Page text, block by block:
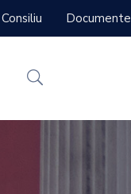
Consiliu Documente